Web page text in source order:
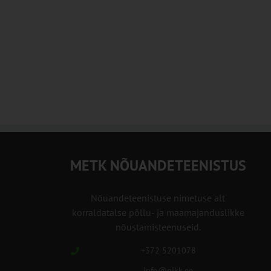
METK NÕUANDETEENISTUS
Nõuandeteenistuse nimetuse alt
korraldatalse põllu- ja maamajanduslikke
nõustamisteenuseid.
+372 5201078